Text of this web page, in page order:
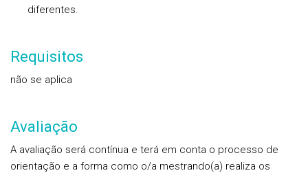
diferentes.
Requisitos
não se aplica
Avaliação
A avaliação será contínua e terá em conta o processo de
orientação e a forma como o/a mestrando(a) realiza os